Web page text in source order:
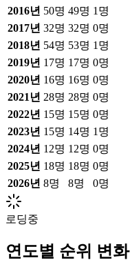
2016년 50명 49명 1 명
2017년 32명 32명 0명
2018년 54명 53명 1 명
2019년 17명 17명 0명
2020년 16명 16명 0명
2021 년 28명 28명 0명
2022년 15명 15명 0명
2023년 15명 14명 1 명
2024년 12명 12명 0명
2025년 18명 18명 0명
2026년 8명 8명 0명
로딩중
연도별 순위 변화